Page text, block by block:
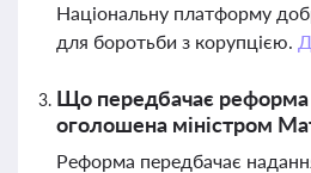
Національну платформу
для боротьби з корупцією.
Що передбачає реформа
оголошена міністром
Реформа передбачає